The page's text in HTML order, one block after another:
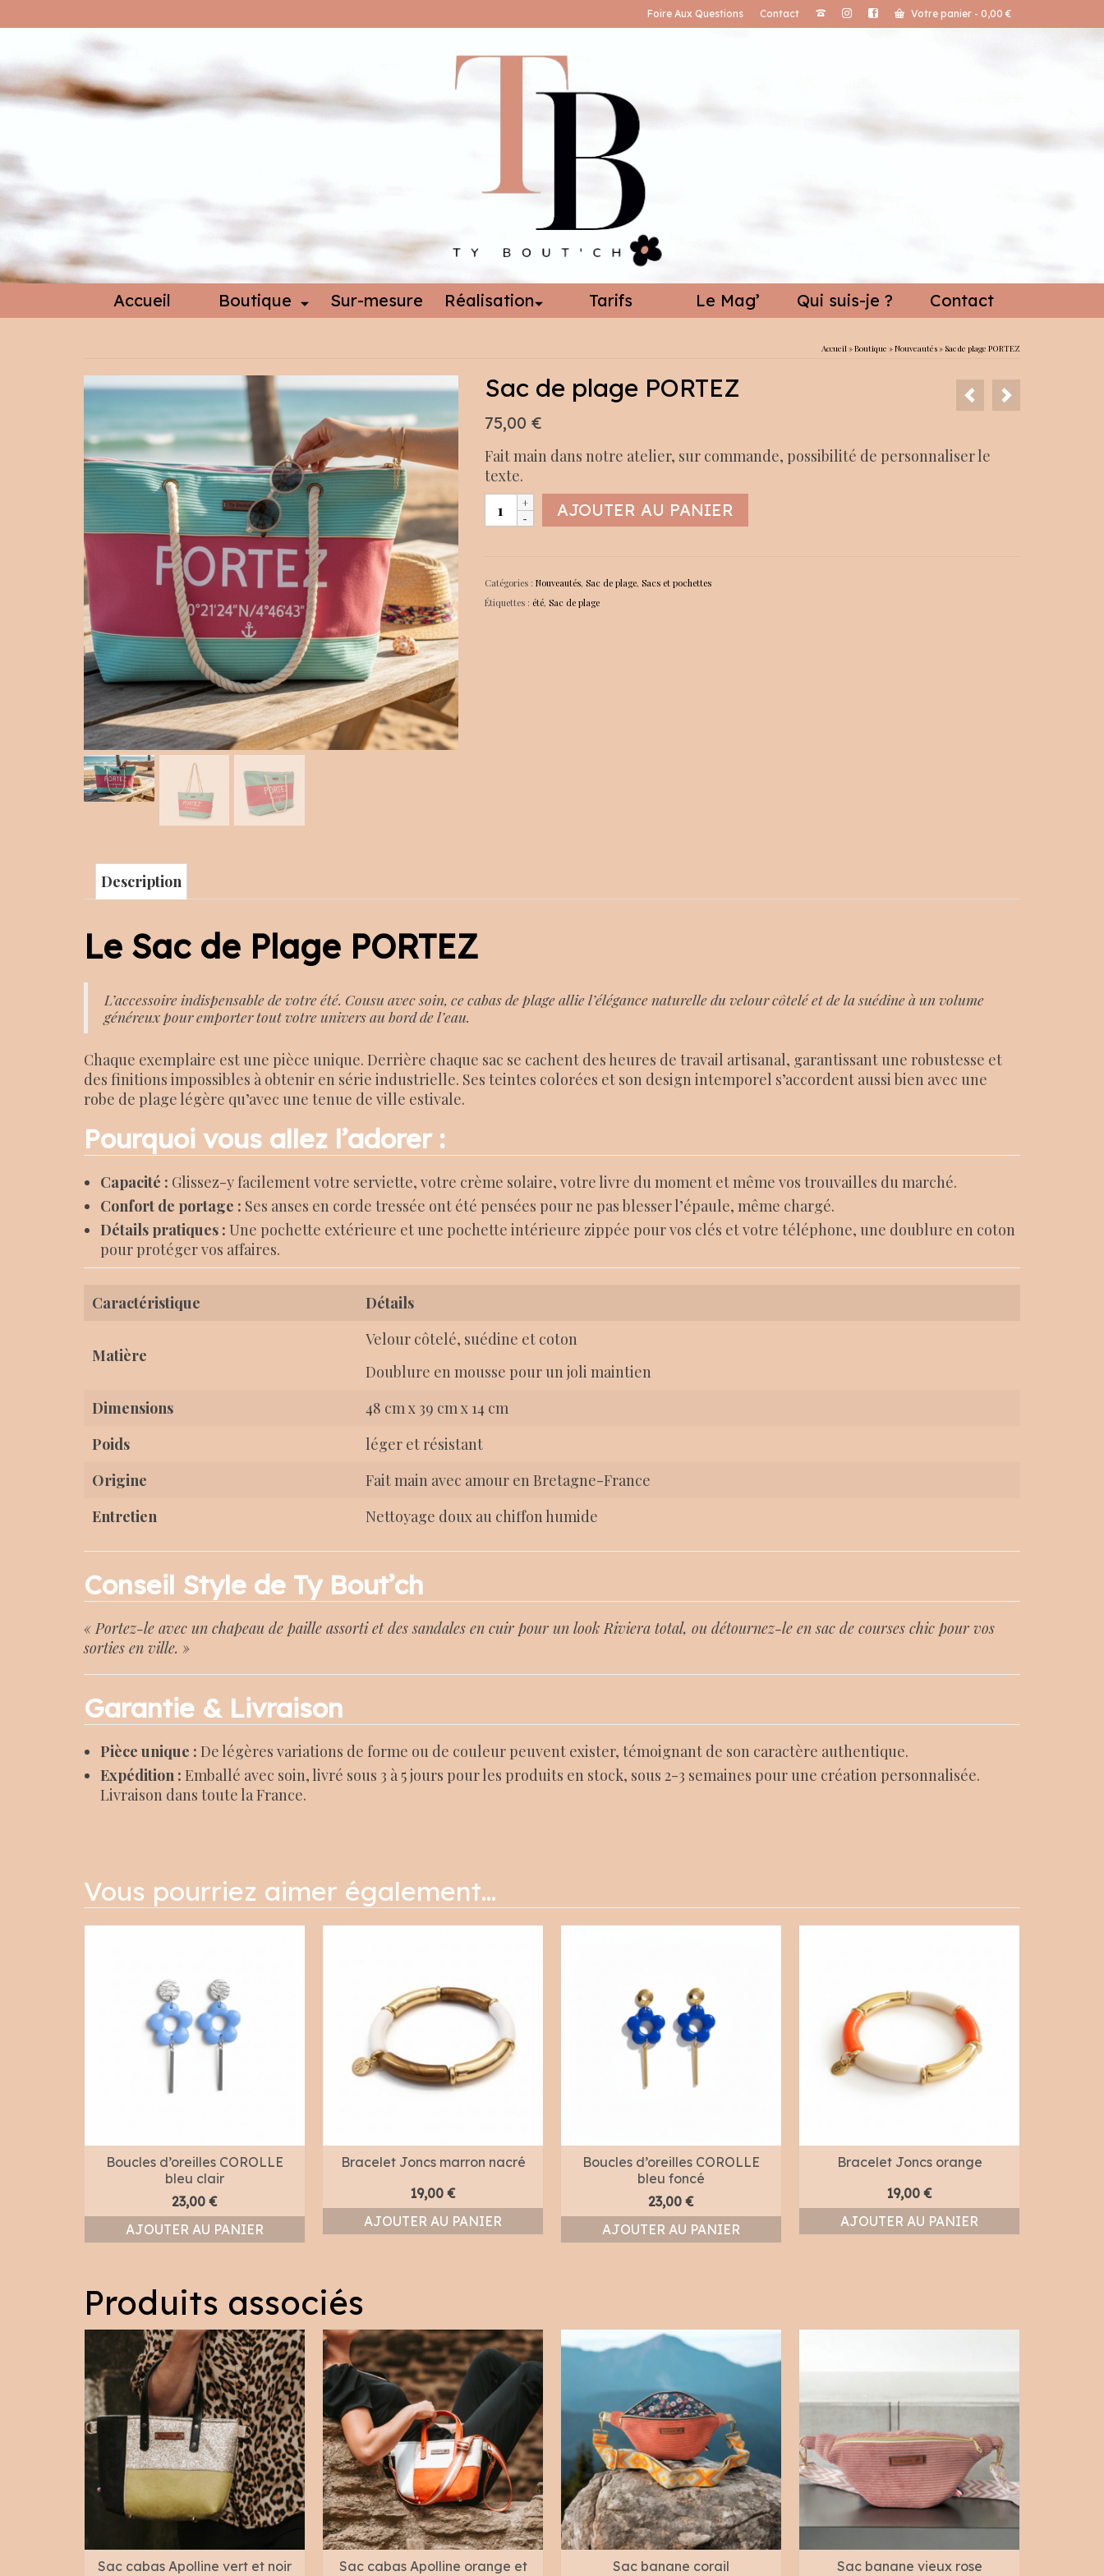
Foire Aux Questions Contact Votre panier - 0,00 €
Accueil Boutique Sur-mesure Réalisation Tarifs Le Mag’ Qui suis-je ? Contact
Accueil»Boutique »Nouveautés» Sac de plage PORTEZ
Sac de plage PORTEZ
75,00 €
Fait main dans notre atelier, sur commande, possibilité de personnaliser le
texte.
quantité
de
plage
PORTEZ
AJOUTER AU PANIER
Catégories : Nouveautés, Sac de plage, Sacs et pochettes
Étiquettes : été, Sac de plage
Description
Le Sac de Plage PORTEZ
L’accessoire indispensable de votre été. Cousu avec soin, ce cabas de plage allie l’élégance naturelle du velour côtelé et de la suédine à un volume
généreux pour emporter tout votre univers au bord de l’eau.
Chaque exemplaire est une pièce unique. Derrière chaque sac se cachent des heures de travail artisanal, garantissant une robustesse et
des finitions impossibles à obtenir en série industrielle. Ses teintes colorées et son design intemporel s’accordent aussi bien avec une
robe de plage légère qu’avec une tenue de ville estivale.
Pourquoi vous allez l’adorer :
Capacité : Glissez-y facilement votre serviette, votre crème solaire, votre livre du moment et même vos trouvailles du marché.
Confort de portage : Ses anses en corde tressée ont été pensées pour ne pas blesser l’épaule, même chargé.
Détails pratiques : Une pochette extérieure et une pochette intérieure zippée pour vos clés et votre téléphone, une doublure en coton
pour protéger vos affaires.
Caractéristique Détails
Matière
Velour côtelé, suédine et coton
Doublure en mousse pour un joli maintien
Dimensions
48 cm x 39 cm x 14 cm
Poids
léger et résistant
Origine
Fait main avec amour en Bretagne-France
Entretien
Nettoyage doux au chiffon humide
Conseil Style de Ty Bout’ch
« Portez-le avec un chapeau de paille assorti et des sandales en cuir pour un look Riviera total, ou détournez-le en sac de courses chic pour vos
sorties en ville. »
Garantie & Livraison
Pièce unique : De légères variations de forme ou de couleur peuvent exister, témoignant de son caractère authentique.
Expédition : Emballé avec soin, livré sous 3 à 5 jours pour les produits en stock, sous 2-3 semaines pour une création personnalisée.
Livraison dans toute la France.
Vous pourriez aimer également…
Boucles d’oreilles COROLLE
bleu clair
23,00 €
AJOUTER AU PANIER
Bracelet Joncs marron nacré
19,00 €
AJOUTER AU PANIER
Boucles d’oreilles COROLLE
bleu foncé
23,00 €
AJOUTER AU PANIER
Bracelet Joncs orange
19,00 €
AJOUTER AU PANIER
Produits associés
Sac cabas Apolline vert et noir
Sac cabas Apolline orange et
Sac banane corail Sac banane vieux rose